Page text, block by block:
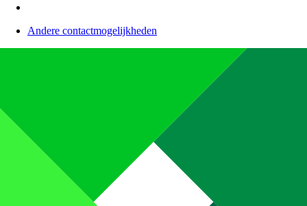
Andere contactmogelijkheden